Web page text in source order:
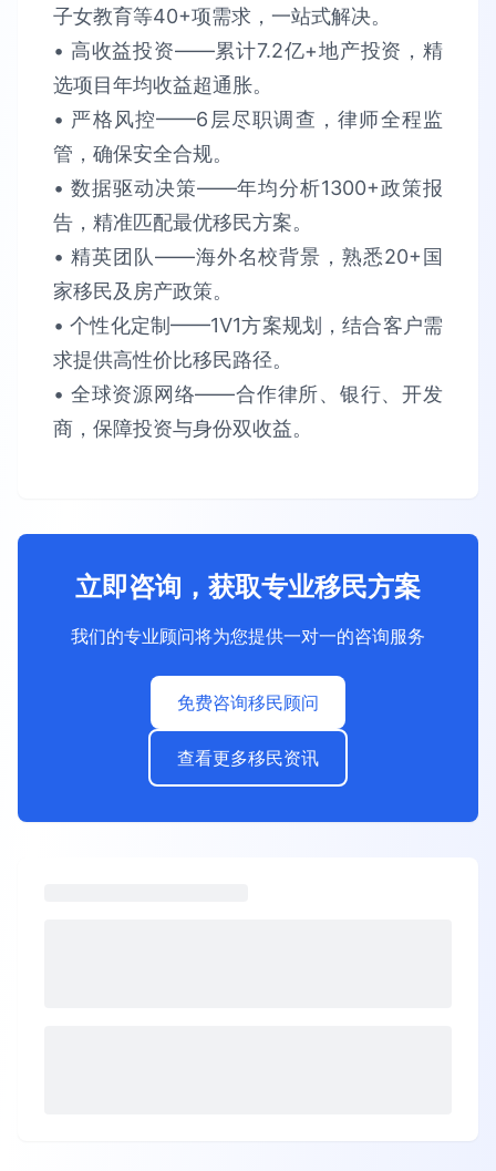
子女教育等40+项需求，​​一站式解决​​。​​
• 高收益投资​​——累计​​7.2亿+​​地产投资，精
选项目​​年均收益超通胀​​。​​
• 严格风控​​——6层尽职调查，律师全程监
管，确保​​安全合规​​。​​
• 数据驱动决策​​——年均分析​​1300+政策报
告​​，精准匹配最优移民方案。​​
• 精英团队​​——海外名校背景，熟悉​​20+国
家​​移民及房产政策。​​
• 个性化定制​​——1V1方案规划，结合客户需
求提供​​高性价比​​移民路径。​​
• 全球资源网络​​——合作律所、银行、开发
商，保障​​投资与身份双收益​​。
立即咨询，获取专业移民方案
我们的专业顾问将为您提供一对一的咨询服务
免费咨询移民顾问
查看更多移民资讯